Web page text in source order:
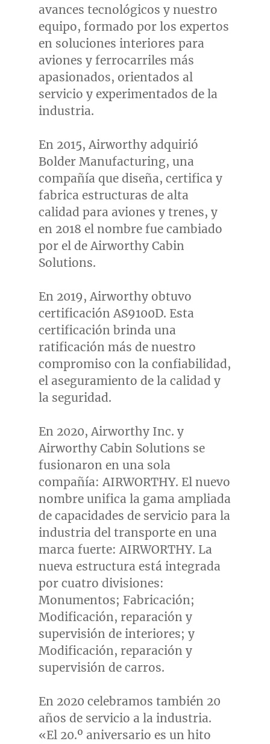
avances tecnológicos y nuestro
equipo, formado por los expertos
en soluciones interiores para
aviones y ferrocarriles más
apasionados, orientados al
servicio y experimentados de la
industria.
En 2015, Airworthy adquirió
Bolder Manufacturing, una
compañía que diseña, certifica y
fabrica estructuras de alta
calidad para aviones y trenes, y
en 2018 el nombre fue cambiado
por el de Airworthy Cabin
Solutions.
En 2019, Airworthy obtuvo
certificación AS9100D. Esta
certificación brinda una
ratificación más de nuestro
compromiso con la confiabilidad,
el aseguramiento de la calidad y
la seguridad.
En 2020, Airworthy Inc. y
Airworthy Cabin Solutions se
fusionaron en una sola
compañía: AIRWORTHY. El nuevo
nombre unifica la gama ampliada
de capacidades de servicio para la
industria del transporte en una
marca fuerte: AIRWORTHY. La
nueva estructura está integrada
por cuatro divisiones:
Monumentos; Fabricación;
Modificación, reparación y
supervisión de interiores; y
Modificación, reparación y
supervisión de carros.
En 2020 celebramos también 20
años de servicio a la industria.
«El 20.º aniversario es un hito